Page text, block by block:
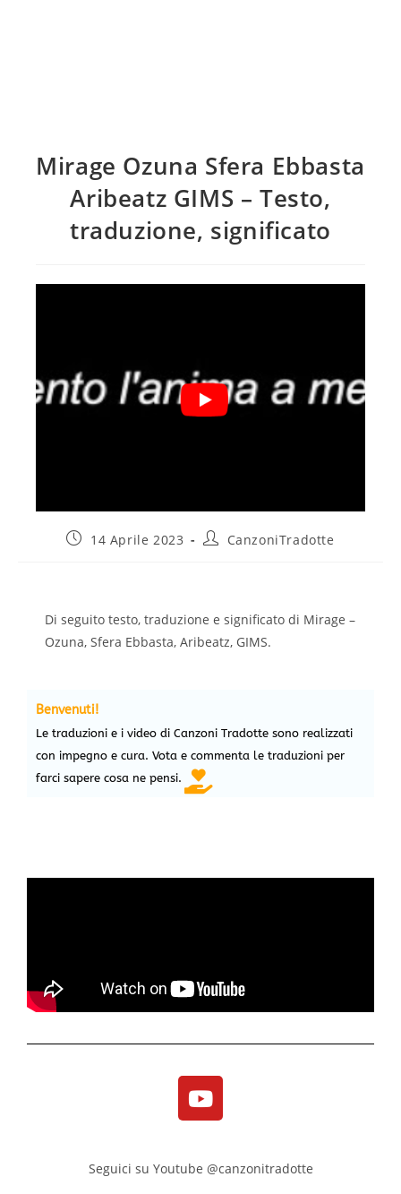
Mirage Ozuna Sfera Ebbasta
Aribeatz GIMS – Testo,
traduzione, significato
14 Aprile 2023 CanzoniTradotte
Di seguito testo, traduzione e significato di Mirage –
Ozuna, Sfera Ebbasta, Aribeatz, GIMS.
Benvenuti!
Le traduzioni e i video di Canzoni Tradotte sono realizzati
con impegno e cura. Vota e commenta le traduzioni per
farci sapere cosa ne pensi.
Seguici su Youtube @canzonitradotte